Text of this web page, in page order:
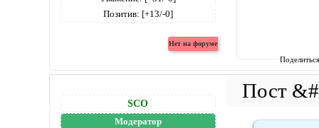
Позитив: [+13/-0]
SCO
Модератор